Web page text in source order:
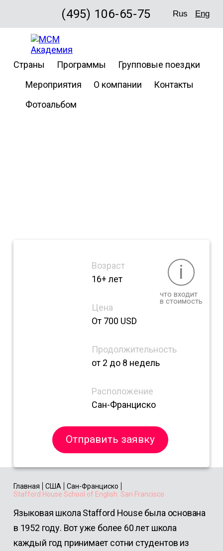
(495) 106-65-75 Rus Eng
Страны Программы
Групповые поездки
Мероприятия
О компании
Контакты
Фотоальбом
Stafford
House
School
Возраст
16+ лет
i
что входит
в стоимость
Цена
От 700 USD
Продолжительность
от 2 до 8 недель
Расположение
Сан-Франциско
Отправить заявку
Главная США
Сан-Франциско
Stafford House School of English. San Francisco
Языковая школа Stafford House была основана
в 1952 году. Вот уже более 60 лет школа
каждый год принимает сотни студентов из